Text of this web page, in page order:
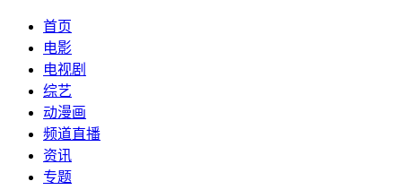
首页
电影
电视剧
综艺
动漫画
频道直播
资讯
专题